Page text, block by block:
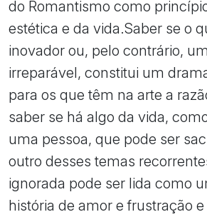
do Romantismo como
estética e da vida.Saber se o
inovador ou, pelo contrário,
irreparável, constitui um
para os que têm na arte a
saber se há algo da vida,
uma pessoa, que pode ser
outro desses temas
ignorada pode ser lida como
história de amor e frustração